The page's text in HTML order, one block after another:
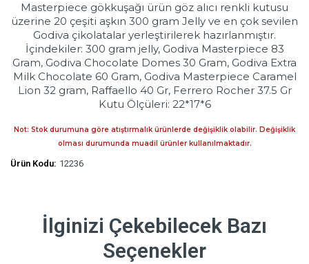
Masterpiece gökkuşağı ürün göz alıcı renkli kutusu
üzerine 20 çeşiti aşkın 300 gram Jelly ve en çok sevilen
Godiva çikolatalar yerleştirilerek hazırlanmıştır.
İçindekiler: 300 gram jelly, Godiva Masterpiece 83
Gram, Godiva Chocolate Domes 30 Gram, Godiva Extra
Milk Chocolate 60 Gram, Godiva Masterpiece Caramel
Lion 32 gram, Raffaello 40 Gr, Ferrero Rocher 37.5 Gr
Kutu Ölçüleri: 22*17*6
Not: Stok durumuna göre atıştırmalık ürünlerde değişiklik olabilir. Değişiklik
olması durumunda muadil ürünler kullanılmaktadır.
Ürün Kodu: 12236
İlginizi Çekebilecek Bazı
Seçenekler